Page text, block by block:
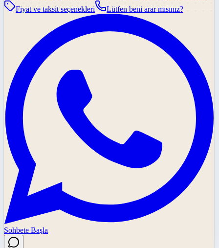
Fiyat ve taksit seçenekleri
Lütfen beni arar mısınız?
Sohbete Başla